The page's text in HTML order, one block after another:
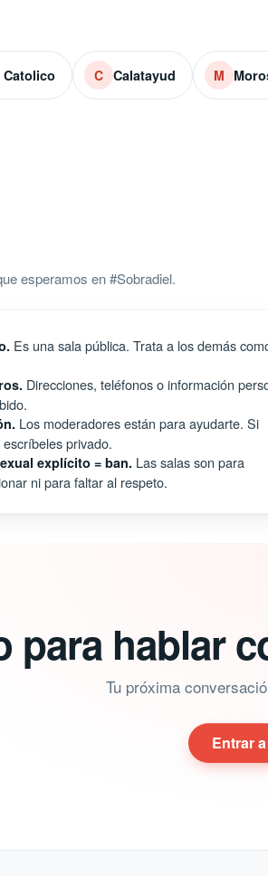
Catolico C Calatayud M
esperamos en #Sobradiel.
Es una sala pública. Trata a los demás
Direcciones, teléfonos o información
Los moderadores están para ayudarte. Si
privado.
explícito = ban. Las salas son para
ni para faltar al respeto.
para hablar
Tu próxima
Entrar